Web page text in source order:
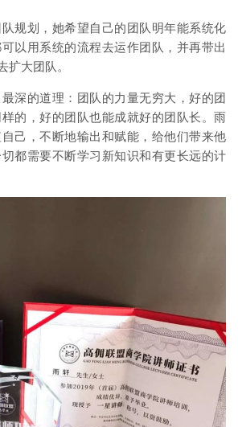
规划，她希望自己的团队明年能系统化
以用系统的流程去运作团队，并再带出
扩大团队。
深的道理：团队的力量无穷大，好的团
的，好的团队也能成就好的团队长。雨
己，不断地输出和赋能，给他们带来他
都需要不断学习新知识和有更长远的计